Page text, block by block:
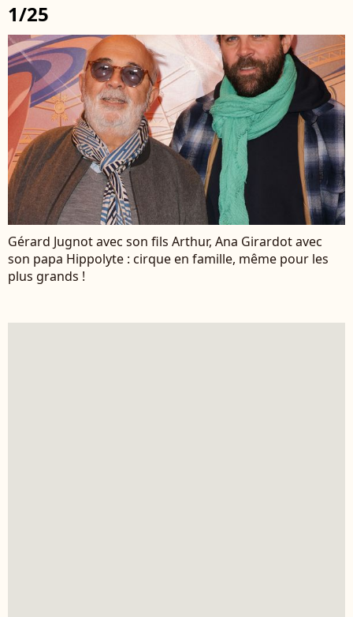
1/25
Gérard Jugnot avec son fils Arthur, Ana Girardot avec
son papa Hippolyte : cirque en famille, même pour les
plus grands !